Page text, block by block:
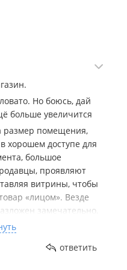
Но боюсь, дай
больше увеличится
размер помещения,
хорошем доступе для
большое
проявляют
витрины, чтобы
«лицом». Везде
замечательно,
везде есть ценники.
персонал –
минимум 2ответить